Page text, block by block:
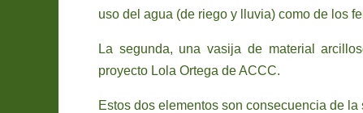
uso del agua (de riego y lluvia) como de los
La segunda, una vasija de material
proyecto Lola Ortega de ACCC.
Estos dos elementos son consecuencia de